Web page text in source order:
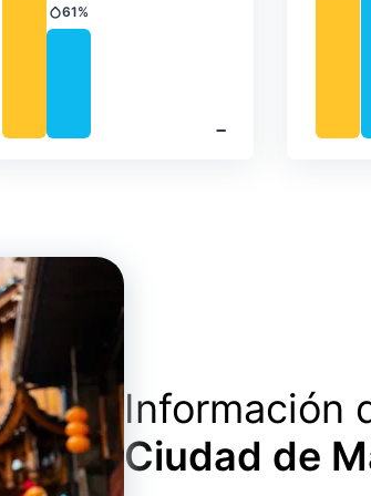
‐
Precipitación
61%
Información
Ciudad de